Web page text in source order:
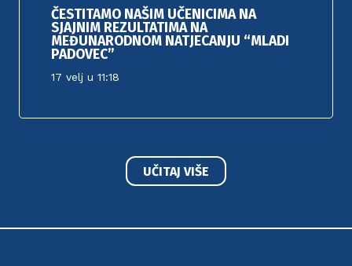
ČESTITAMO NAŠIM UČENICIMA NA
SJAJNIM REZULTATIMA NA
MEĐUNARODNOM NATJECANJU “MLADI
PADOVEC”
17 velj u 11:18
UČITAJ VIŠE